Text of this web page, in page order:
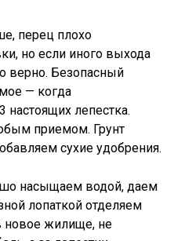
перец плохо
но если иного выхода
верно. Безопасный
— когда
лепестка.
приемом. Грунт
сухие удобрения.
насыщаем водой, даем
лопаткой отделяем
новое жилище, не